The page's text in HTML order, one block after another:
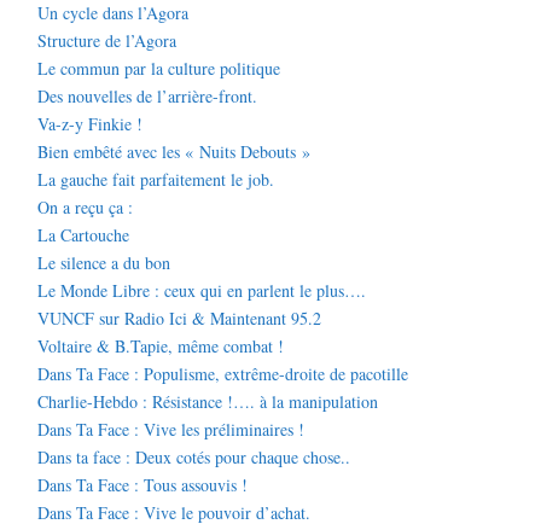
Un cycle dans l’Agora
Structure de l’Agora
Le commun par la culture politique
Des nouvelles de l’arrière-front.
Va-z-y Finkie !
Bien embêté avec les « Nuits Debouts »
La gauche fait parfaitement le job.
On a reçu ça :
La Cartouche
Le silence a du bon
Le Monde Libre : ceux qui en parlent le plus….
VUNCF sur Radio Ici & Maintenant 95.2
Voltaire & B.Tapie, même combat !
Dans Ta Face : Populisme, extrême-droite de pacotille
Charlie-Hebdo : Résistance !…. à la manipulation
Dans Ta Face : Vive les préliminaires !
Dans ta face : Deux cotés pour chaque chose..
Dans Ta Face : Tous assouvis !
Dans Ta Face : Vive le pouvoir d’achat.